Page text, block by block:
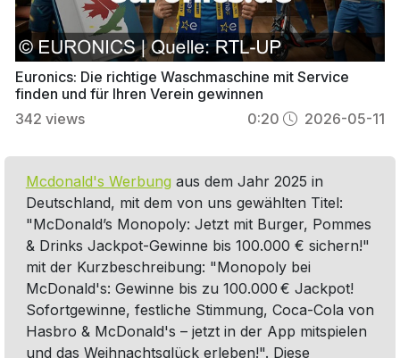
Euronics: Die richtige Waschmaschine mit Service
finden und für Ihren Verein gewinnen
342 views 0:20 2026-05-11
Mcdonald's Werbung aus dem Jahr 2025 in
Deutschland, mit dem von uns gewählten Titel:
"McDonald’s Monopoly: Jetzt mit Burger, Pommes
& Drinks Jackpot-Gewinne bis 100.000 € sichern!"
mit der Kurzbeschreibung: "Monopoly bei
McDonald's: Gewinne bis zu 100.000 € Jackpot!
Sofortgewinne, festliche Stimmung, Coca-Cola von
Hasbro & McDonald's – jetzt in der App mitspielen
und das Weihnachtsglück erleben!". Diese